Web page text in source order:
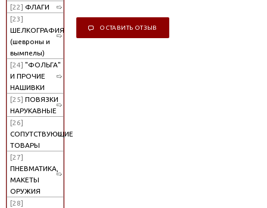
[22] ФЛАГИ
[23]
ШЕЛКОГРАФИЯ
(шевроны и
вымпелы)
[24] "ФОЛЬГА"
И ПРОЧИЕ
НАШИВКИ
[25] ПОВЯЗКИ
НАРУКАВНЫЕ
[26]
СОПУТСТВУЮЩИЕ
ТОВАРЫ
[27]
ПНЕВМАТИКА,
МАКЕТЫ
ОРУЖИЯ
[28]
ОСТАВИТЬ ОТЗЫВ